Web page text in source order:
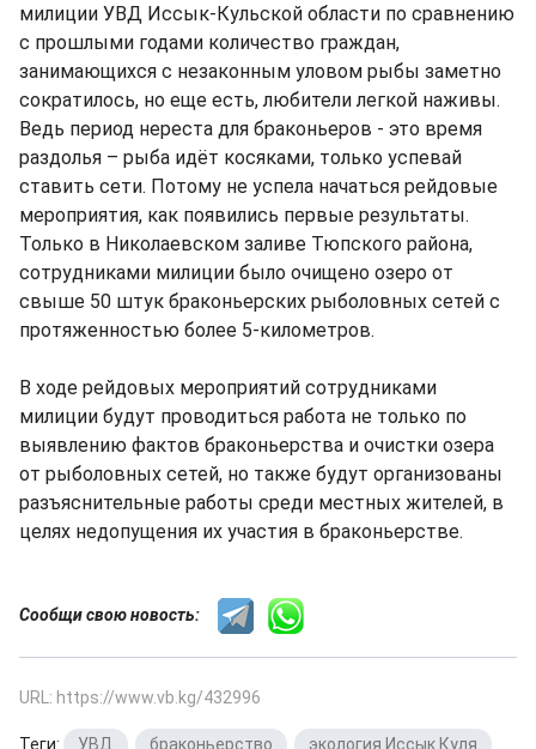
милиции УВД Иссык-Кульской области по сравнению
с прошлыми годами количество граждан,
занимающихся с незаконным уловом рыбы заметно
сократилось, но еще есть, любители легкой наживы.
Ведь период нереста для браконьеров - это время
раздолья – рыба идёт косяками, только успевай
ставить сети. Потому не успела начаться рейдовые
мероприятия, как появились первые результаты.
Только в Николаевском заливе Тюпского района,
сотрудниками милиции было очищено озеро от
свыше 50 штук браконьерских рыболовных сетей с
протяженностью более 5-километров.
В ходе рейдовых мероприятий сотрудниками
милиции будут проводиться работа не только по
выявлению фактов браконьерства и очистки озера
от рыболовных сетей, но также будут организованы
разъяснительные работы среди местных жителей, в
целях недопущения их участия в браконьерстве.
Сообщи свою новость:
URL: https://www.vb.kg/432996
Теги: УВД браконьерство экология Иссык Куля